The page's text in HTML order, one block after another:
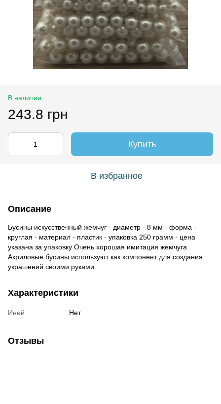
В наличии
243.8 грн
Купить
В избранное
Описание
Бусины искусственный жемчуг - диаметр - 8 мм - форма -
круглая - материал - пластик - упаковка 250 грамм - цена
указана за упаковку Очень хорошая имитация жемчуга
Акриловые бусины используют как компонент для создания
украшений своими руками.
Характеристики
Иней Нет
Отзывы